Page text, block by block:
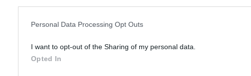
Personal Data Processing Opt Outs
I want to opt-out of the Sharing of my personal data.
Opted In